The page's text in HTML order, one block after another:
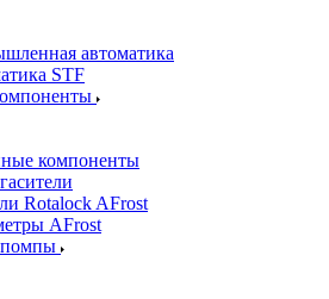
автоматика
STF
компоненты
Rotalock AFrost
AFrost